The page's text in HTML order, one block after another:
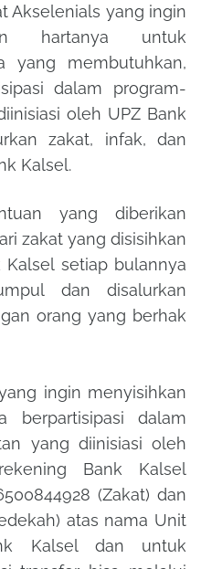
Akselenials yang ingin
hartanya untuk
yang membutuhkan,
dalam program-
oleh UPZ Bank
zakat, infak, dan
Kalsel.
yang diberikan
zakat yang disisihkan
setiap bulannya
dan disalurkan
orang yang berhak
ingin menyisihkan
berpartisipasi dalam
yang diinisiasi oleh
Bank Kalsel
(Zakat) dan
atas nama Unit
Kalsel dan untuk